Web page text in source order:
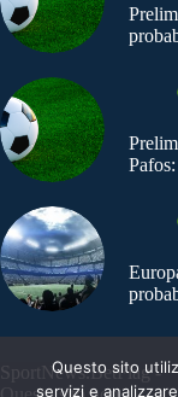
SportNews.BetFlag -
Questo sito
servizi e